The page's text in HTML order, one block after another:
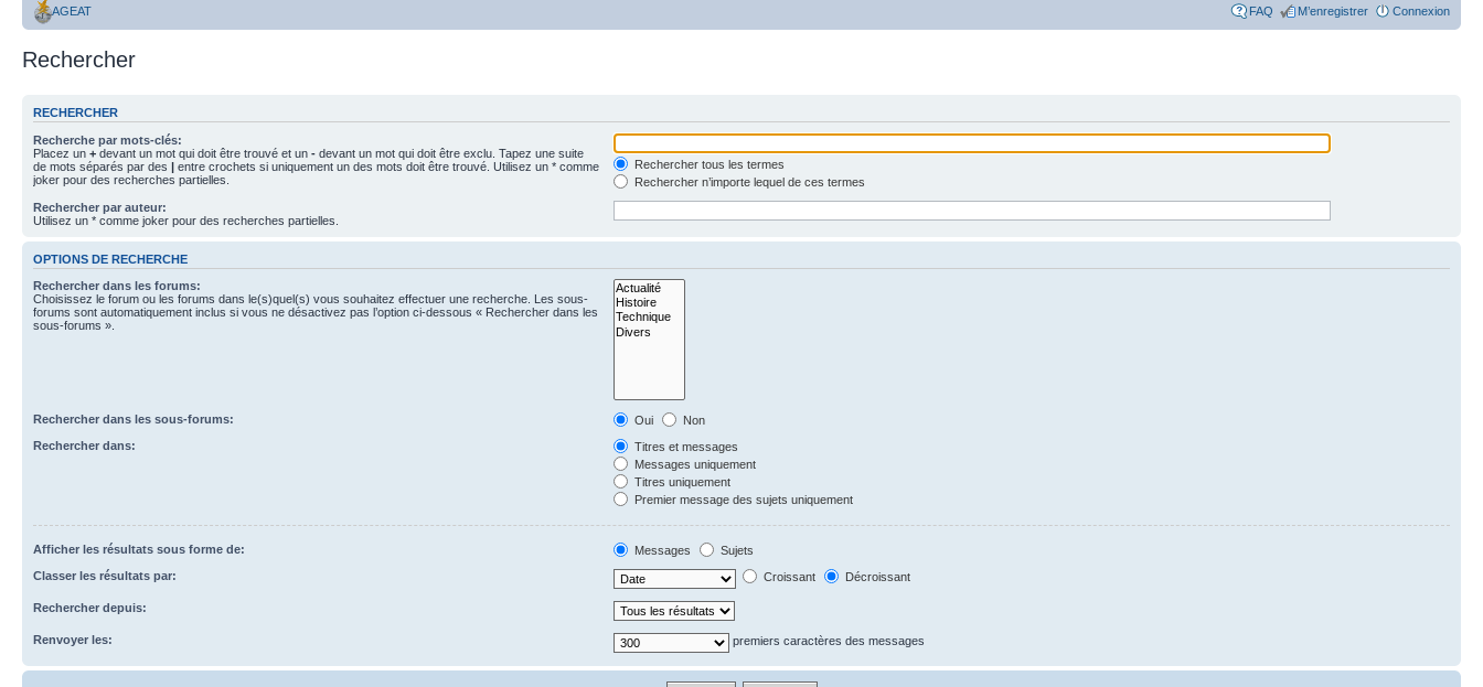
AGEAT FAQ M’enregistrer Connexion
Rechercher
RECHERCHER
Recherche par mots-clés:
Placez un + devant un mot qui doit être trouvé et un - devant un mot qui doit être exclu. Tapez une suite
de mots séparés par des | entre crochets si uniquement un des mots doit être trouvé. Utilisez un * comme
joker pour des recherches partielles.
Rechercher tous les termes
Rechercher n’importe lequel de ces termes
Rechercher par auteur:
Utilisez un * comme joker pour des recherches partielles.
OPTIONS DE RECHERCHE
Rechercher dans les forums:
Choisissez le forum ou les forums dans le(s)quel(s) vous souhaitez effectuer une recherche. Les sous-
forums sont automatiquement inclus si vous ne désactivez pas l’option ci-dessous « Rechercher dans les
sous-forums ».
Rechercher dans les sous-forums: Oui
Non
Rechercher dans:
Titres et messages
Messages uniquement
Titres uniquement
Premier message des sujets uniquement
Afficher les résultats sous forme de: Messages
Sujets
Classer les résultats par:
Croissant Décroissant
Rechercher depuis:
Renvoyer les: premiers caractères des messages